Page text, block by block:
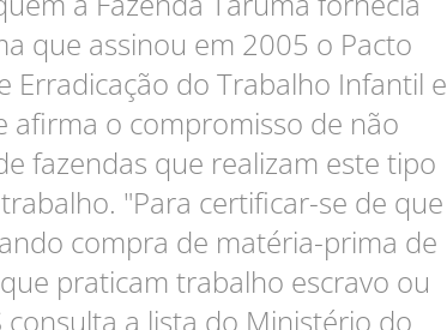
que assinou em 2005 o Pacto
Erradicação do Trabalho Infantil e
afirma o compromisso de não
fazendas que realizam este tipo
"Para certificar-se de que
compra de matéria-prima de
praticam trabalho escravo ou
consulta a lista do Ministério do